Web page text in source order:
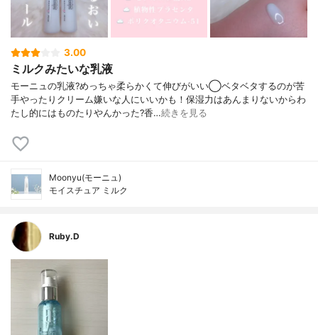
3.00
ミルクみたいな乳液
モーニュの乳液?めっちゃ柔らかくて伸びがいい◯ベタベタするのが苦
手やったりクリーム嫌いな人にいいかも！保湿力はあんまりないからわ
たし的にはものたりやんかった?香…続きを見る
Moonyu(モーニュ)
モイスチュア ミルク
Ruby.D